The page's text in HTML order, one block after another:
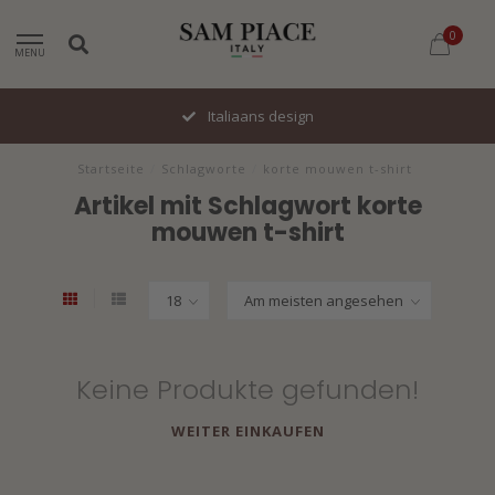
MENU
0
Italiaans design
Startseite Schlagworte korte mouwen t-shirt
Artikel mit Schlagwort korte
mouwen t-shirt
Keine Produkte gefunden!
WEITER EINKAUFEN